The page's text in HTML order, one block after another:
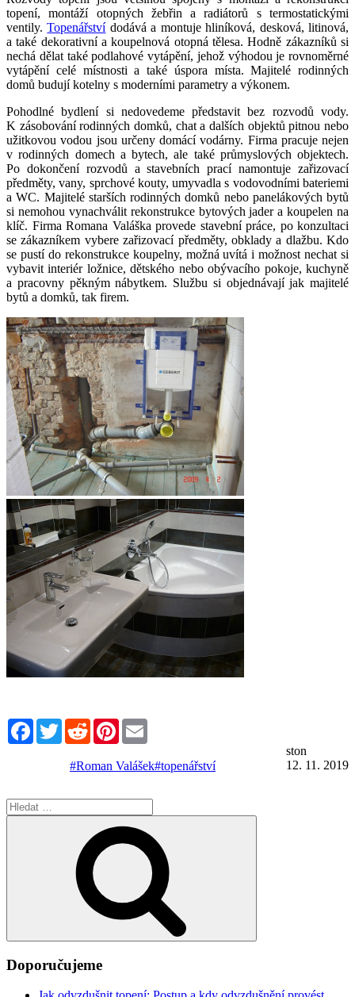
topení, montáží otopných žebřin a radiátorů s termostatickými
ventily.Topenářstvídodává a montuje hliníková, desková, litinová,
a také dekorativní a koupelnová otopná tělesa. Hodně zákazníků si
nechá dělat také podlahové vytápění, jehož výhodou je rovnoměrné
vytápění celé místnosti a také úspora místa. Majitelé rodinných
domů budují kotelny s moderními parametry a výkonem.
Pohodlné bydlení si nedovedeme představit bez rozvodů vody.
K zásobování rodinných domků, chat a dalších objektů pitnou nebo
užitkovou vodou jsou určeny domácí vodárny. Firma pracuje nejen
v rodinných domech a bytech, ale také průmyslových objektech.
Po dokončení rozvodů a stavebních prací namontuje zařizovací
předměty, vany, sprchové kouty, umyvadla s vodovodními bateriemi
a WC. Majitelé starších rodinných domků nebo panelákových bytů
si nemohou vynachválit rekonstrukce bytových jader a koupelen na
klíč. Firma Romana Valáška provede stavební práce, po konzultaci
se zákazníkem vybere zařizovací předměty, obklady a dlažbu. Kdo
se pustí do rekonstrukce koupelny, možná uvítá i možnost nechat si
vybavit interiér ložnice, dětského nebo obývacího pokoje, kuchyně
a pracovny pěkným nábytkem. Službu si objednávají jak majitelé
bytů a domků, tak firem.
FacebookTwitterRedditPinterest
ston
12. 11. 2019
#Roman Valášek#topenářství
Hledat:
Doporučujeme